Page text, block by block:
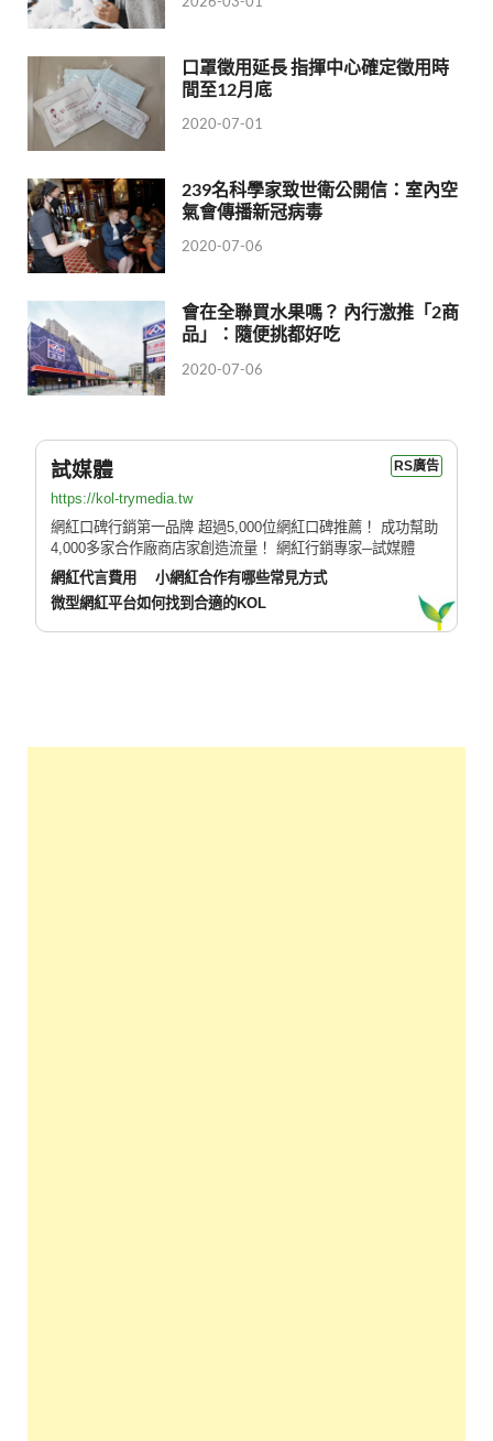
口罩徵用延長 指揮中心確定徵用時
間至12月底
2020-07-01
239名科學家致世衛公開信：室內空
氣會傳播新冠病毒
2020-07-06
會在全聯買水果嗎？ 內行激推「2商
品」：隨便挑都好吃
2020-07-06
試媒體 RS廣告
https://kol-trymedia.tw
網紅口碑行銷第一品牌 超過5,000位網紅口碑推薦！ 成功幫助
4,000多家合作廠商店家創造流量！ 網紅行銷專家─試媒體
網紅代言費用
小網紅合作有哪些常見方式
微型網紅平台如何找到合適的KOL